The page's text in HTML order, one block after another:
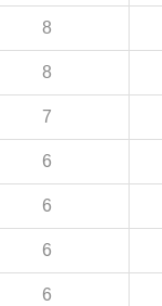
8
8
7
6
6
6
6